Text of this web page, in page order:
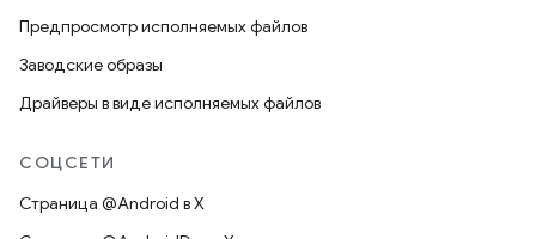
Предпросмотр исполняемых файлов
Заводские образы
Драйверы в виде исполняемых файлов
СОЦСЕТИ
Страница @Android в X